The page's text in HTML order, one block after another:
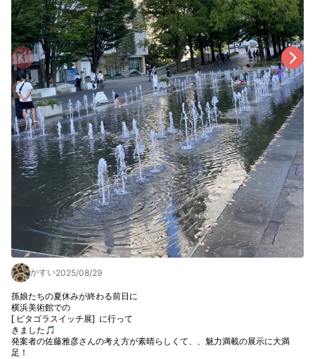
かすい2025/08/29
孫娘たちの夏休みが終わる前日に
横浜美術館での
[ ピタゴラスイッチ展]  に行って
きました🎵
発案者の佐藤雅彦さんの考え方が素晴らしくて、、魅力満載の展示に大満
足！